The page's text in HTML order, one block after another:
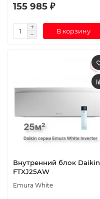
155 985 ₽
В корзину
Внутренний блок Daikin
FTXJ25AW
Emura White